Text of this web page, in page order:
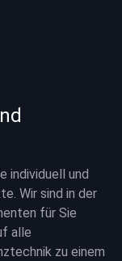
individuell und
Wir sind in der
für Sie
alle
zu einem